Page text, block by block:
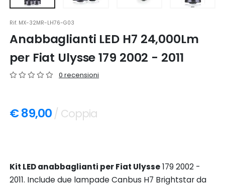
Rif. MX-32MR-LH76-G03
Anabbaglianti LED H7 24,000Lm
per Fiat Ulysse 179 2002 - 2011
0 recensioni
€ 89,00 / Coppia
Kit LED anabbaglianti per Fiat Ulysse179 2002 -
2011. Include due lampade Canbus H7 Brightstar da